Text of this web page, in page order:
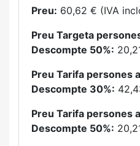
Preu: 60,62 € (IVA
Preu Targeta
Descompte 50%:
Preu Tarifa persones
Descompte 30%:
Preu Tarifa persones
Descompte 50%: